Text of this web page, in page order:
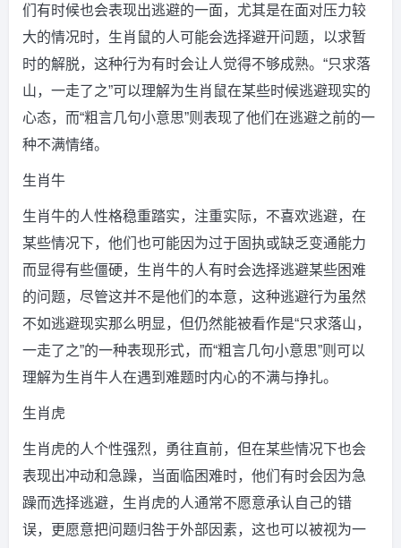
们有时候也会表现出逃避的一面，尤其是在面对压力较
大的情况时，生肖鼠的人可能会选择避开问题，以求暂
时的解脱，这种行为有时会让人觉得不够成熟。“只求落
山，一走了之”可以理解为生肖鼠在某些时候逃避现实的
心态，而“粗言几句小意思”则表现了他们在逃避之前的一
种不满情绪。
生肖牛
生肖牛的人性格稳重踏实，注重实际，不喜欢逃避，在
某些情况下，他们也可能因为过于固执或缺乏变通能力
而显得有些僵硬，生肖牛的人有时会选择逃避某些困难
的问题，尽管这并不是他们的本意，这种逃避行为虽然
不如逃避现实那么明显，但仍然能被看作是“只求落山，
一走了之”的一种表现形式，而“粗言几句小意思”则可以
理解为生肖牛人在遇到难题时内心的不满与挣扎。
生肖虎
生肖虎的人个性强烈，勇往直前，但在某些情况下也会
表现出冲动和急躁，当面临困难时，他们有时会因为急
躁而选择逃避，生肖虎的人通常不愿意承认自己的错
误，更愿意把问题归咎于外部因素，这也可以被视为一